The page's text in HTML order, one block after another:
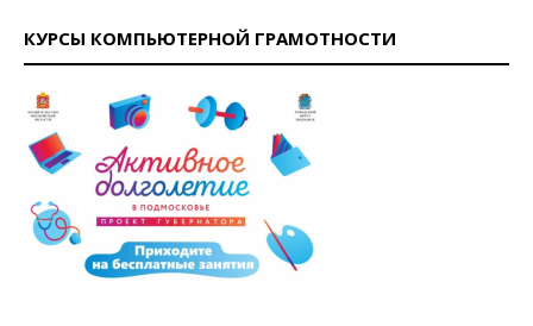
КУРСЫ КОМПЬЮТЕРНОЙ ГРАМОТНОСТИ